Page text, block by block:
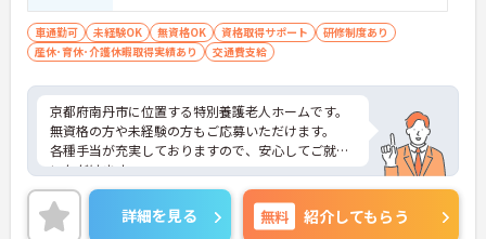
車通勤可 未経験OK 無資格OK 資格取得サポート
研修制度あり
産休･育休･介護休暇取得実績あり
交通費支給
京都府南丹市に位置する特別養護老人ホームです。
無資格の方や未経験の方もご応募いただけます。
各種手当が充実しておりますので、安心してご就業
いただけます。
ご興味のある方には、面接対策ポイントなど、さら
に詳細をお話しいたしますのでお気軽にご相談くだ
さい！
詳細を見る 無料 紹介してもらう